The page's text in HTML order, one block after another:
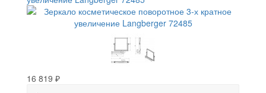
16 819 ₽